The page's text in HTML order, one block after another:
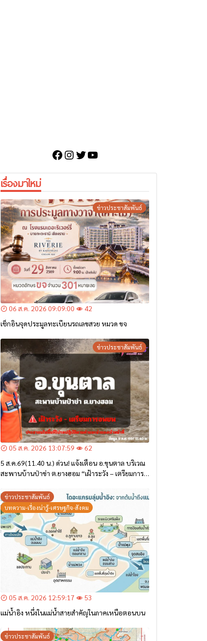
Facebook
Instagram
Twitter
YouTube
เรื่องมาใหม่
ข่าวประชาสัมพันธ์
06 ส.ค. 2026 09:09:00
42
เช็กอินจุดประมูลทะเบียนรถเลขสวย หมวด ขจ
ข่าวประชาสัมพันธ์
05 ส.ค. 2026 13:07:59
62
5 ส.ค.69(11.40 น.) ด่วน! แจ้งเตือน อ.ขุนตาล บริเวณ
สะพานบ้านป่าข่า ต.ยางฮอม “เฝ้าระวัง – เตรียมการ
ข่าวประชาสัมพันธ์
บทความ-เรื่องน่ารู้-เศรษฐกิจ-สังคม
05 ส.ค. 2026 12:59:17
53
แม่น้ำอิง หนึ่งในแม่น้ำสายสำคัญในภาคเหนือตอนบน
ข่าวประชาสัมพันธ์